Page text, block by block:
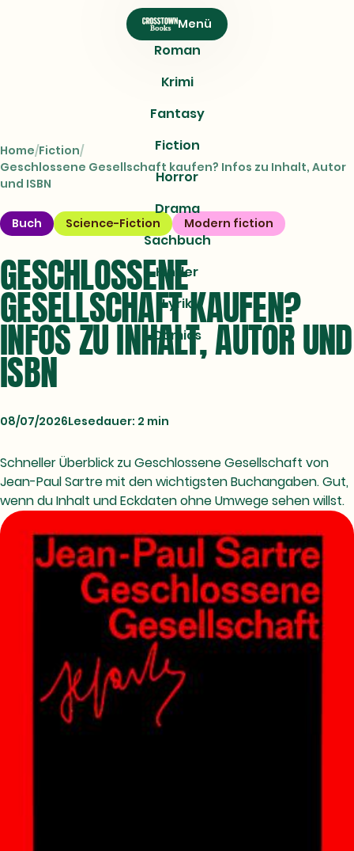
Menü
Roman
Krimi
Fantasy
Fiction
Horror
Drama
Sachbuch
Kinder
Lyrik
Comics
Home Fiction
Geschlossene Gesellschaft kaufen? Infos zu Inhalt, Autor
und ISBN
Buch Science-Fiction Modern fiction
GESCHLOSSENE
GESELLSCHAFT KAUFEN?
INFOS ZU INHALT, AUTOR UND
ISBN
08/07/2026Lesedauer: 2 min
Schneller Überblick zu Geschlossene Gesellschaft von
Jean-Paul Sartre mit den wichtigsten Buchangaben. Gut,
wenn du Inhalt und Eckdaten ohne Umwege sehen willst.